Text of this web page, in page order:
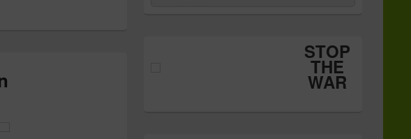
STOP
THE
WAR